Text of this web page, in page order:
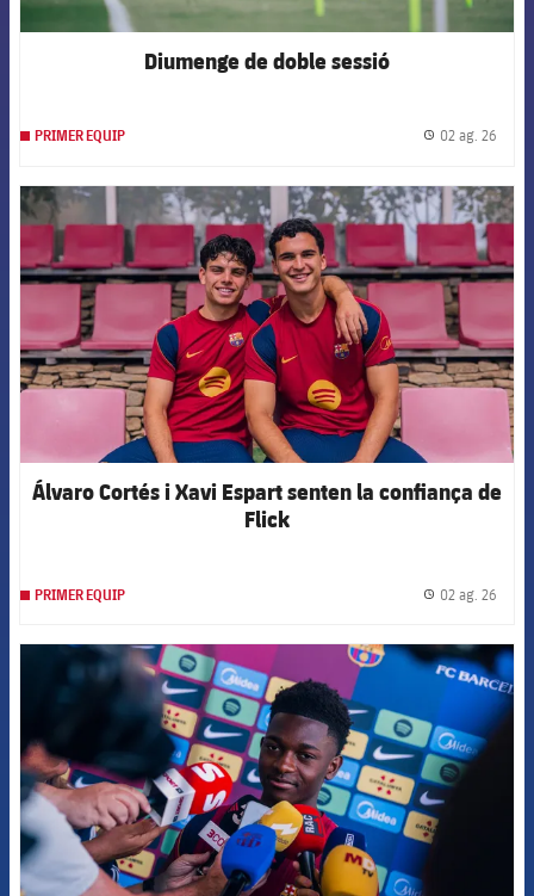
Diumenge de doble sessió
PRIMER EQUIP 02 ag. 26
FCB Barcelona badge
Álvaro Cortés i Xavi Espart senten la confiança de
Flick
PRIMER EQUIP 02 ag. 26
FCB Barcelona badge